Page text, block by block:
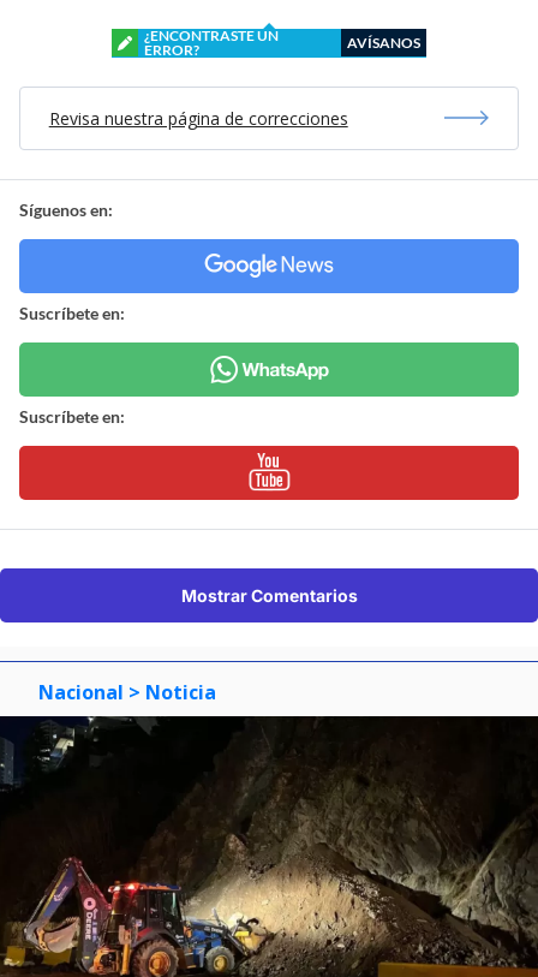
¿ENCONTRASTE UN
ERROR?
AVÍSANOS
Revisa nuestra página de correcciones
Síguenos en:
Suscríbete en:
Suscríbete en:
Mostrar Comentarios
Nacional > Noticia